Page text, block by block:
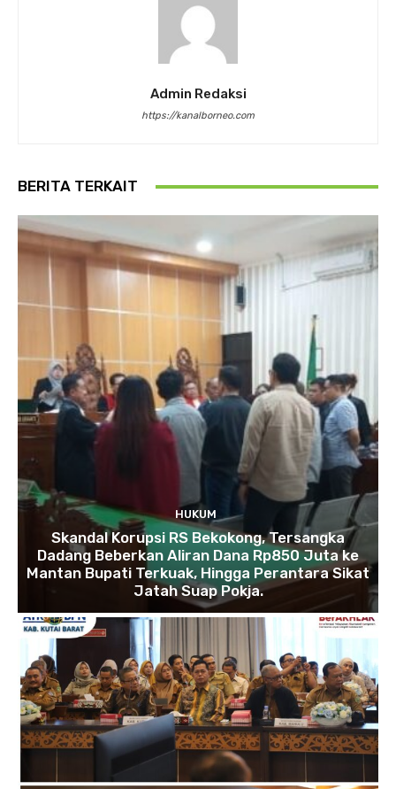
Admin Redaksi
https://kanalborneo.com
BERITA TERKAIT
HUKUM
Skandal Korupsi RS Bekokong, Tersangka
Dadang Beberkan Aliran Dana Rp850 Juta ke
Mantan Bupati Terkuak, Hingga Perantara Sikat
Jatah Suap Pokja.